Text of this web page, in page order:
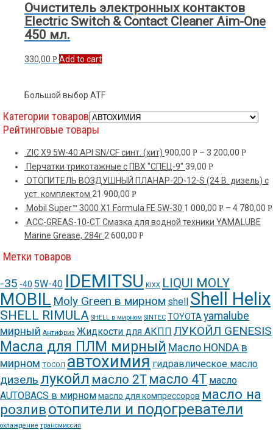
Очиститель электронных контактов
Electric Switch & Contact Cleaner Aim-One
450 мл.
330,00 Р Add to cart
Большой выбор ATF
Категории товаров
Рейтинговые товары
ZIC X9 5W-40 API SN/CF синт. (хит) 900,00 Р – 3 200,00 Р
Перчатки трикотажные с ПВХ "СПЕЦ-9" 39,00 Р
ОТОПИТЕЛЬ ВОЗДУШНЫЙ ПЛАНАР-2D-12-S (24 В. дизель) c
уст. комплектом 21 900,00 Р
Mobil Super™ 3000 X1 Formula FE 5W-30 1 000,00 Р – 4 780,00 Р
ACC-GREAS-10-CT Смазка для водной техники YAMALUBE
Marine Grease, 284г 2 600,00 Р
Метки товаров
-35 -40 5W-40 IDEMITSU KIXX LIQUI MOLY
MOBIL Moly Green в мирном shell Shell Helix
SHELL RIMULA SHELL в мирном SINTEC TOYOTA yamalube
мирный Антифриз Жидкости для АКПП ЛУКОЙЛ GENESIS
Масла для ПЛМ мирный Масло HONDA в
мирном ТОСОЛ автохимия гидравлическое масло
дизель лукойл масло 2Т масло 4Т масло
AUTOBACS в мирноммасло для компрессоров масло на
розливотопители и подогреватели
охлаждение трансмиссия